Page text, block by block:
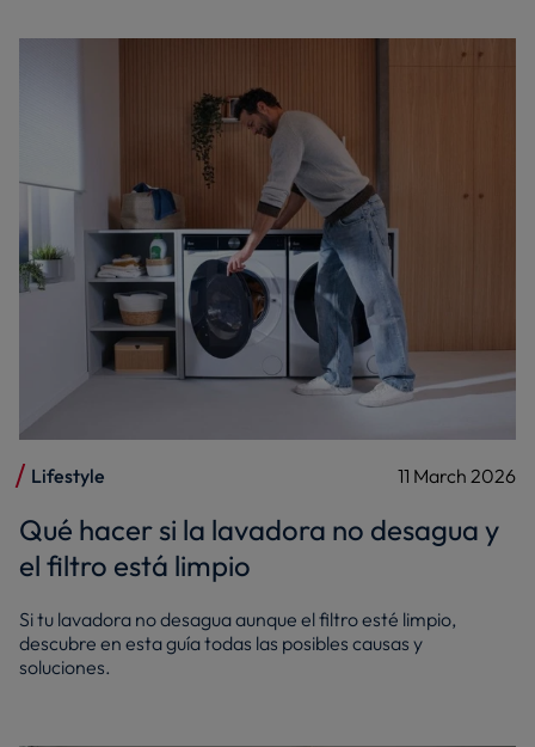
Lifestyle 11 March 2026
Qué hacer si la lavadora no desagua y
el filtro está limpio
Si tu lavadora no desagua aunque el filtro esté limpio,
descubre en esta guía todas las posibles causas y
soluciones.